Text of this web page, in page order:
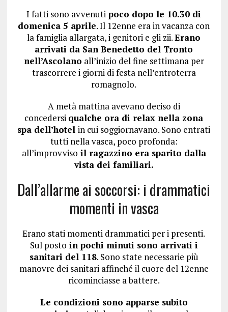
I fatti sono avvenuti poco dopo le 10.30 di
domenica 5 aprile. Il 12enne era in vacanza con
la famiglia allargata, i genitori e gli zii.Erano
arrivati da San Benedetto del Tronto
nell’Ascolano all’inizio del fine settimana per
trascorrere i giorni di festa nell’entroterra
romagnolo.
A metà mattina avevano deciso di
concedersi qualche ora di relax nella zona
spa dell’hotelin cui soggiornavano. Sono entrati
tutti nella vasca, poco profonda:
all’improvviso il ragazzino era sparito dalla
vista dei familiari.
Dall’allarme ai soccorsi: i drammatici
momenti in vasca
Erano stati momenti drammatici per i presenti.
Sul posto in pochi minuti sono arrivati i
sanitari del 118. Sono state necessarie più
manovre dei sanitari affinché il cuore del 12enne
ricominciasse a battere.
Le condizioni sono apparse subito